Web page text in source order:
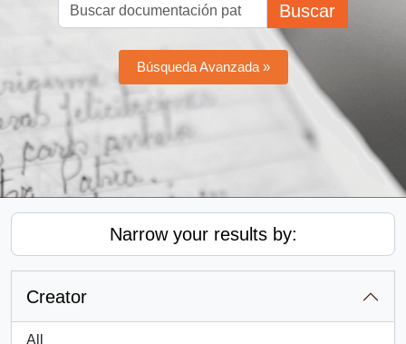
Buscar
Búsqueda Avanzada »
Narrow your results by:
Creator
All